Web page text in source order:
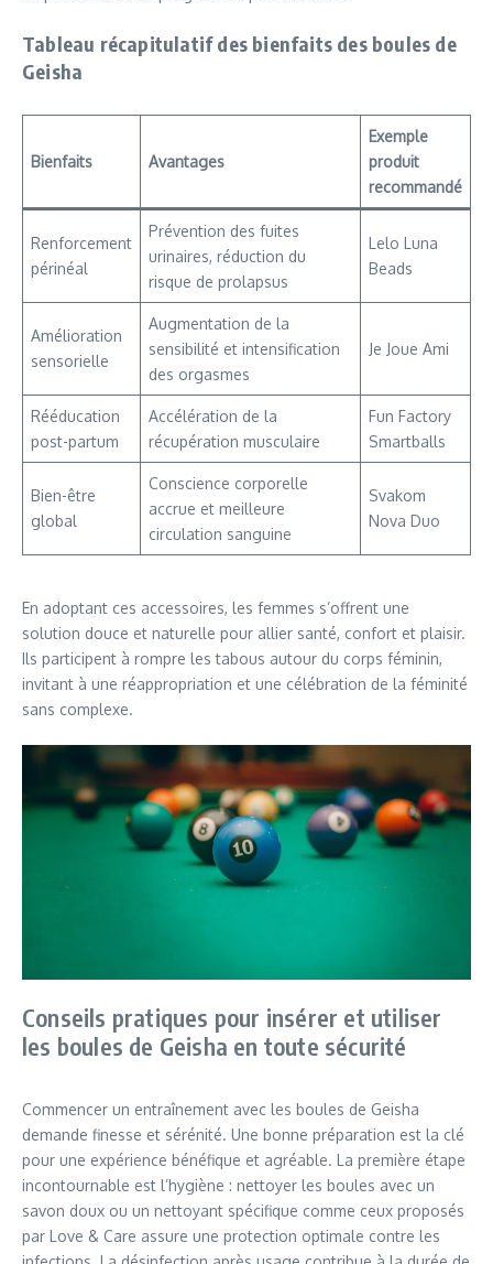
Tableau récapitulatif des bienfaits des boules de
Geisha
Bienfaits Avantages
Exemple
produit
recommandé
Renforcement
périnéal
Prévention des fuites
urinaires, réduction du
risque de prolapsus
Lelo Luna
Beads
Amélioration
sensorielle
Augmentation de la
sensibilité et intensification
des orgasmes
Je Joue Ami
Rééducation
post-partum
Accélération de la
récupération musculaire
Fun Factory
Smartballs
Bien-être
global
Conscience corporelle
accrue et meilleure
circulation sanguine
Svakom
Nova Duo
En adoptant ces accessoires, les femmes s’offrent une
solution douce et naturelle pour allier santé, confort et plaisir.
Ils participent à rompre les tabous autour du corps féminin,
invitant à une réappropriation et une célébration de la féminité
sans complexe.
Conseils pratiques pour insérer et utiliser
les boules de Geisha en toute sécurité
Commencer un entraînement avec les boules de Geisha
demande finesse et sérénité. Une bonne préparation est la clé
pour une expérience bénéfique et agréable. La première étape
incontournable est l’hygiène : nettoyer les boules avec un
savon doux ou un nettoyant spécifique comme ceux proposés
par Love & Care assure une protection optimale contre les